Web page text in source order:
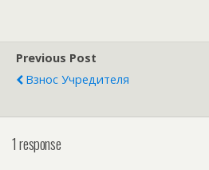
Previous Post
Взнос Учредителя
1 response